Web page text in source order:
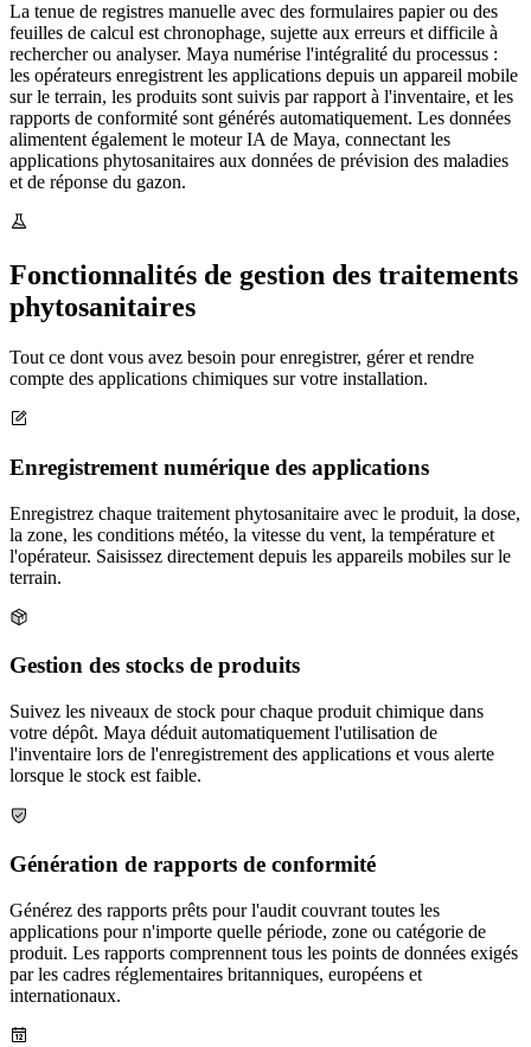
La tenue de registres manuelle avec des formulaires papier ou des
feuilles de calcul est chronophage, sujette aux erreurs et difficile à
rechercher ou analyser. Maya numérise l'intégralité du processus :
les opérateurs enregistrent les applications depuis un appareil mobile
sur le terrain, les produits sont suivis par rapport à l'inventaire, et les
rapports de conformité sont générés automatiquement. Les données
alimentent également le moteur IA de Maya, connectant les
applications phytosanitaires aux données de prévision des maladies
et de réponse du gazon.
Fonctionnalités de gestion des traitements
phytosanitaires
Tout ce dont vous avez besoin pour enregistrer, gérer et rendre
compte des applications chimiques sur votre installation.
Enregistrement numérique des applications
Enregistrez chaque traitement phytosanitaire avec le produit, la dose,
la zone, les conditions météo, la vitesse du vent, la température et
l'opérateur. Saisissez directement depuis les appareils mobiles sur le
terrain.
Gestion des stocks de produits
Suivez les niveaux de stock pour chaque produit chimique dans
votre dépôt. Maya déduit automatiquement l'utilisation de
l'inventaire lors de l'enregistrement des applications et vous alerte
lorsque le stock est faible.
Génération de rapports de conformité
Générez des rapports prêts pour l'audit couvrant toutes les
applications pour n'importe quelle période, zone ou catégorie de
produit. Les rapports comprennent tous les points de données exigés
par les cadres réglementaires britanniques, européens et
internationaux.